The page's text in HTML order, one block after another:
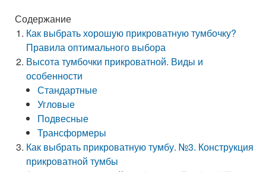
Содержание
Как выбрать хорошую прикроватную тумбочку?
Правила оптимального выбора
Высота тумбочки прикроватной. Виды и
особенности
Стандартные
Угловые
Подвесные
Трансформеры
Как выбрать прикроватную тумбу. №3. Конструкция
прикроватной тумбы